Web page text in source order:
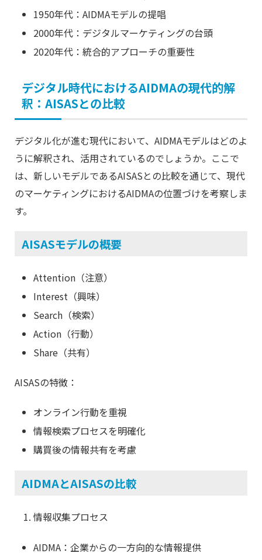
1950年代：AIDMAモデルの提唱
2000年代：デジタルマーケティングの台頭
2020年代：統合的アプローチの重要性
デジタル時代におけるAIDMAの現代的解
釈：AISASとの比較
デジタル化が進む現代において、AIDMAモデルはどのよ
うに解釈され、活用されているのでしょうか。ここで
は、新しいモデルであるAISASとの比較を通じて、現代
のマーケティングにおけるAIDMAの位置づけを考察しま
す。
AISASモデルの概要
Attention（注意）
Interest（興味）
Search（検索）
Action（行動）
Share（共有）
AISASの特徴：
オンライン行動を重視
情報検索プロセスを明確化
購買後の情報共有を考慮
AIDMAとAISASの比較
情報収集プロセス
AIDMA：企業からの一方向的な情報提供